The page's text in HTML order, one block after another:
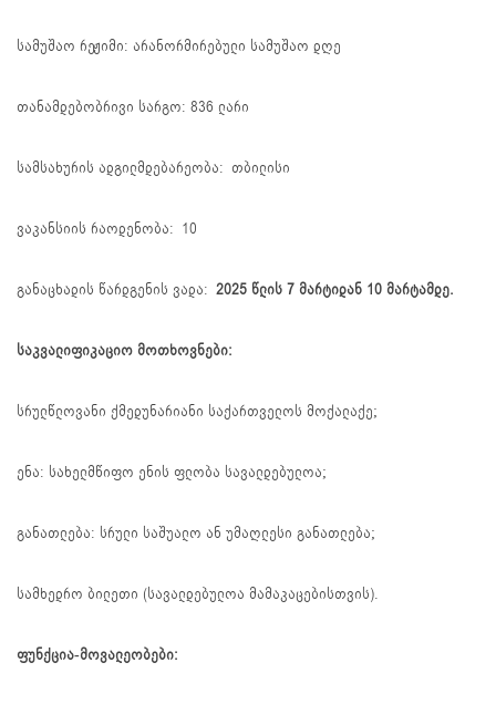
სამუშაო რეჟიმი: არანორმირებული სამუშაო დღე
თანამდებობრივი სარგო: 836 ლარი
სამსახურის ადგილმდებარეობა: თბილისი
ვაკანსიის რაოდენობა: 10
განაცხადის წარდგენის ვადა: 2025 წლის 7 მარტიდან 10 მარტამდე.
საკვალიფიკაციო მოთხოვნები:
სრულწლოვანი ქმედუნარიანი საქართველოს მოქალაქე;
ენა: სახელმწიფო ენის ფლობა სავალდებულოა;
განათლება: სრული საშუალო ან უმაღლესი განათლება;
სამხედრო ბილეთი (სავალდებულოა მამაკაცებისთვის).
ფუნქცია-მოვალეობები: